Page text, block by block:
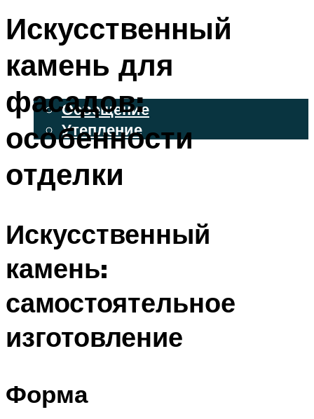
ВЕНТИЛИРУЕМЫЕ ФАСАДЫ
ФАСАДНЫЙ САЙДИНГ
ОСВЕЩЕНИЕ И УТЕПЛЕНИЕ
Освещение
Утепление
Искусственный
камень для
фасадов:
особенности
отделки
Искусственный
камень:
самостоятельное
изготовление
Форма